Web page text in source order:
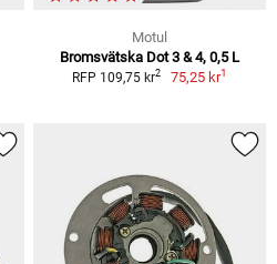
Motul
Bromsvätska Dot 3 & 4, 0,5 L
RFP 109,75 kr2 75,25 kr1